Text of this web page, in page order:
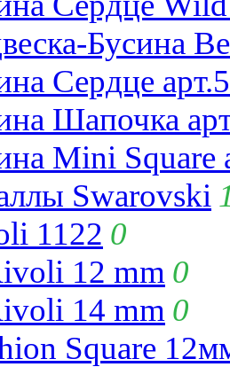
Бусина
Сердце
Шапочка
Mini Square
Swarovski
1122 0
12 mm 0
14 mm 0
Square